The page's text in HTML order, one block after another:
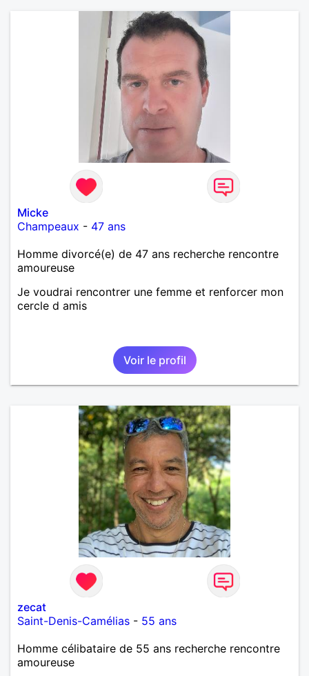
Micke
Champeaux - 47 ans
Homme divorcé(e) de 47 ans recherche rencontre
amoureuse
Je voudrai rencontrer une femme et renforcer mon
cercle d amis
Voir le profil
zecat
Saint-Denis-Camélias - 55 ans
Homme célibataire de 55 ans recherche rencontre
amoureuse